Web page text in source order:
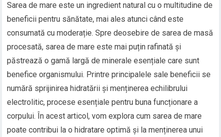
Sarea de mare este un ingredient natural cu o multitudine de
beneficii pentru sănătate, mai ales atunci când este
consumată cu moderație. Spre deosebire de sarea de masă
procesată, sarea de mare este mai puțin rafinată și
păstrează o gamă largă de minerale esențiale care sunt
benefice organismului. Printre principalele sale beneficii se
numără sprijinirea hidratării și menținerea echilibrului
electrolitic, procese esențiale pentru buna funcționare a
corpului. În acest articol, vom explora cum sarea de mare
poate contribui la o hidratare optimă și la menținerea unui